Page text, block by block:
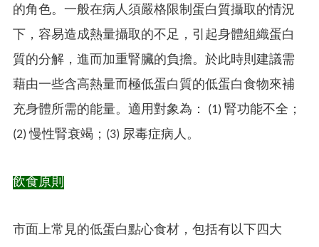
的角色。一般在病人須嚴格限制蛋白質攝取的情況
下，容易造成熱量攝取的不足，引起身體組織蛋白
質的分解，進而加重腎臟的負擔。於此時則建議需
藉由一些含高熱量而極低蛋白質的低蛋白食物來補
充身體所需的能量。適用對象為： (1) 腎功能不全；
(2) 慢性腎衰竭；(3) 尿毒症病人。
飲食原則
市面上常見的低蛋白點心食材，包括有以下四大